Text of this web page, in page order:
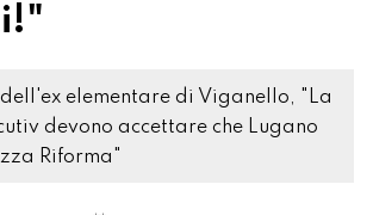
elementare di Viganello, "La
devono accettare che Lugano
Riforma"